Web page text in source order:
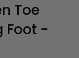
Toe
Foot -